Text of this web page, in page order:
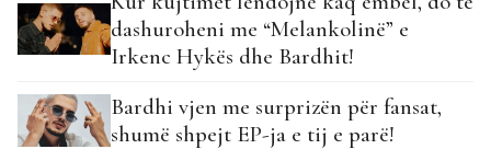
dashuroheni me “Melankolinë” e
Irkenc Hykës dhe Bardhit!
Bardhi vjen me surprizën për fansat,
shumë shpejt EP-ja e tij e parë!